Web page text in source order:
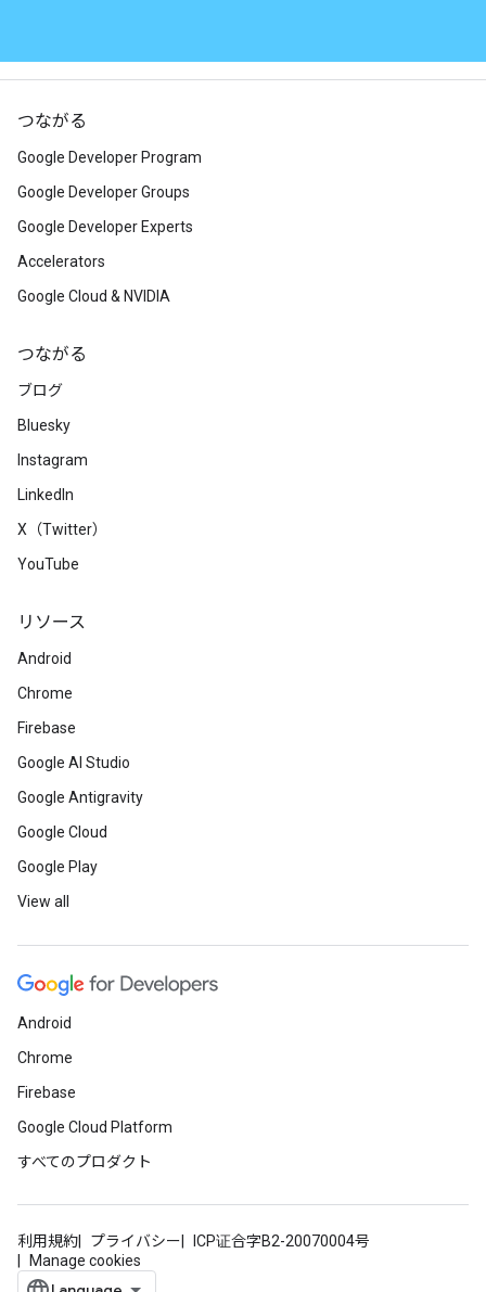
つながる
Google Developer Program
Google Developer Groups
Google Developer Experts
Accelerators
Google Cloud & NVIDIA
つながる
ブログ
Bluesky
Instagram
LinkedIn
X（Twitter）
YouTube
リソース
Android
Chrome
Firebase
Google AI Studio
Google Antigravity
Google Cloud
Google Play
View all
Android
Chrome
Firebase
Google Cloud Platform
すべてのプロダクト
利用規約 プライバシー
ICP证合字B2-20070004号
Manage cookies